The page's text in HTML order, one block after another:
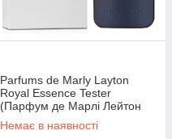
Parfums de Marly Layton
Royal Essence Tester
(Парфум де Марлі Лейтон
Роял Ессенс) 125 ml/мл
Тестер
Немає в наявності